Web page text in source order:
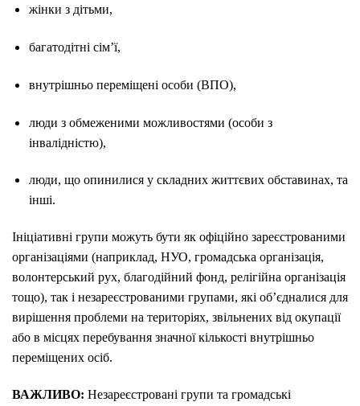
жінки з дітьми,
багатодітні сім’ї,
внутрішньо переміщені особи (ВПО),
люди з обмеженими можливостями (особи з
інвалідністю),
люди, що опинилися у складних життєвих обставинах, та
інші.
Ініціативні групи можуть бути як офіційно зареєстрованими
організаціями (наприклад, НУО, громадська організація,
волонтерський рух, благодійний фонд, релігійна організація
тощо), так і незареєстрованими групами, які об’єдналися для
вирішення проблеми на територіях, звільнених від окупації
або в місцях перебування значної кількості внутрішньо
переміщених осіб.
ВАЖЛИВО: Незареєстровані групи та громадські